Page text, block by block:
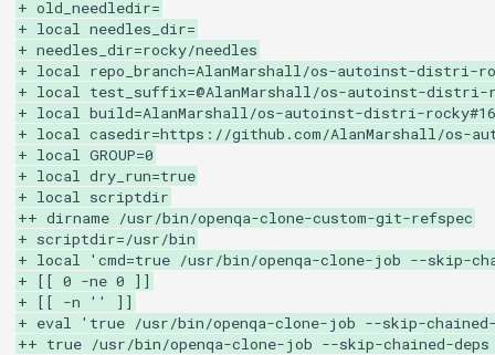
QA:Testcase Vagrant Images
+ old_needledir=
+ local needles_dir=
+ needles_dir=rocky/needles
+ local repo_branch=AlanMarshall/os-autoinst-distri-
+ local test_suffix=@AlanMarshall/os-autoinst-distri-
+ local build=AlanMarshall/os-autoinst-distri-
+ local casedir=https://github.com/AlanMarshall/os-
+ local GROUP=0
+ local dry_run=true
+ local scriptdir
++ dirname /usr/bin/openqa-clone-custom-git-refspec
+ scriptdir=/usr/bin
+ local 'cmd=true /usr/bin/openqa-clone-job --skip-
+ [[ 0 -ne 0 ]]
+ [[ -n '' ]]
+ eval 'true /usr/bin/openqa-clone-job --skip-chained-
++ true /usr/bin/openqa-clone-job --skip-chained-deps